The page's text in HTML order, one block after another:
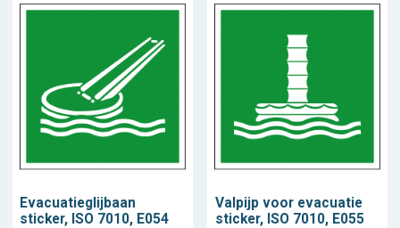
Evacuatieglijbaan
sticker, ISO 7010, E054
Valpijp voor evacuatie
sticker, ISO 7010, E055